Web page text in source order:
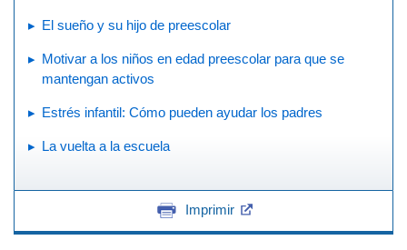
El sueño y su hijo de preescolar
Motivar a los niños en edad preescolar para que se
mantengan activos
Estrés infantil: Cómo pueden ayudar los padres
La vuelta a la escuela
Imprimir